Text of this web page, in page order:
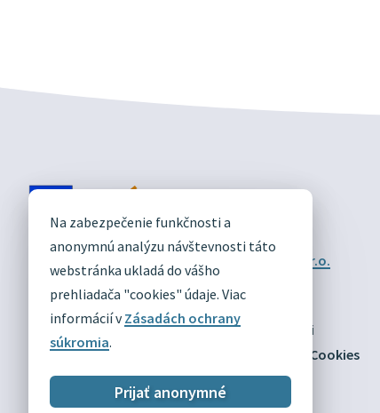
Na zabezpečenie funkčnosti a
anonymnú analýzu návštevnosti táto
webstránka ukladá do vášho
prehliadača "cookies" údaje. Viac
informácií vZásadách ochrany
súkromia.
Prijať anonymné
DIVÍN
OFICIÁLNE STRÁNKY
Technický prevádzkovateľ:
Alphabet partner s.r.o.
Správca obsahu:Obec Divín
Posledná aktualizácia:03.08.2026
Mapa
Vyhlásenie o prístupnosti
Zásady ochrany osobných údajov
Nastaviť Cookies